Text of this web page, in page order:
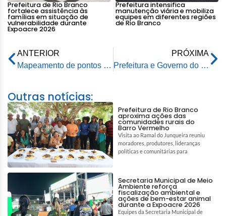
Prefeitura de Rio Branco
fortalece assistência às
famílias em situação de
vulnerabilidade durante
Expoacre 2026
Prefeitura intensifica
manutenção viária e mobiliza
equipes em diferentes regiões
de Rio Branco
ANTERIOR
Mapeamento de pontos de coleta de logística reversa facilita acesso a descarte adequado de resíduos especiais
PRÓXIMA
Prefeitura e Governo do Estado ampliam parcerias em obras de infraestrutura em Rio Branco
Outras notícias:
Prefeitura de Rio Branco
aproxima ações das
comunidades rurais do
Barro Vermelho
Visita ao Ramal do Junqueira reuniu
moradores, produtores, lideranças
políticas e comunitárias para
Secretaria Municipal de Meio
Ambiente reforça
fiscalização ambiental e
ações de bem-estar animal
durante a Expoacre 2026
Equipes da Secretaria Municipal de